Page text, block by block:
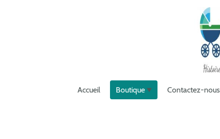
Accueil Boutique Contactez-nous